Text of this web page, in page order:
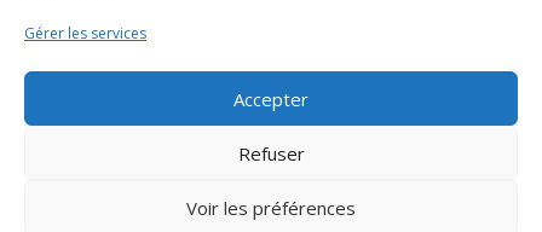
Gérer les services
Accepter
Refuser
Voir les préférences
CGV